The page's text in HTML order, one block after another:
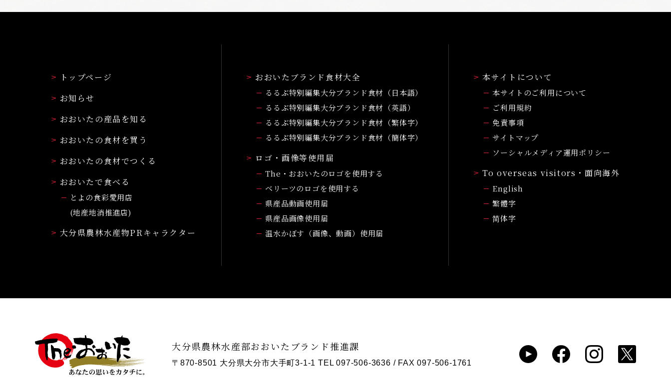
トップページ
お知らせ
おおいたの産品を知る
おおいたの食材を買う
おおいたの食材でつくる
おおいたで食べる
とよの食彩愛用店
(地産地消推進店)
大分県農林水産物PRキャラクター
おおいたブランド食材大全
るるぶ特別編集大分ブランド食材（日本語）
るるぶ特別編集大分ブランド食材（英語）
るるぶ特別編集大分ブランド食材（繁体字）
るるぶ特別編集大分ブランド食材（簡体字）
ロゴ・画像等使用届
The・おおいたのロゴを使用する
ベリーツのロゴを使用する
県産品動画使用届
県産品画像使用届
温水かぼす（画像、動画）使用届
本サイトについて
本サイトのご利用について
ご利用規約
免責事項
サイトマップ
ソーシャルメディア運用ポリシー
To overseas visitors・面向海外
English
繁體字
简体字
大分県農林水産部おおいたブランド推進課
〒870-8501 大分県大分市大手町3-1-1 TEL 097-506-3636 / FAX 097-506-1761